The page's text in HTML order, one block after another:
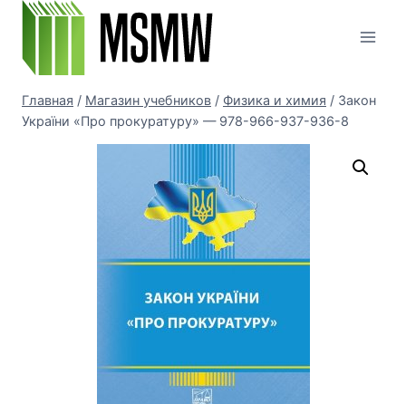
Перейти
содержимому
Главная / Магазин учебников / Физика и химия / Закон
України «Про прокуратуру» — 978-966-937-936-8